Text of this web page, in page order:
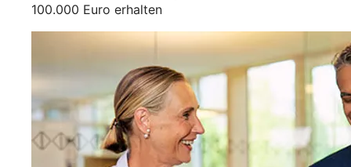
100.000 Euro erhalten